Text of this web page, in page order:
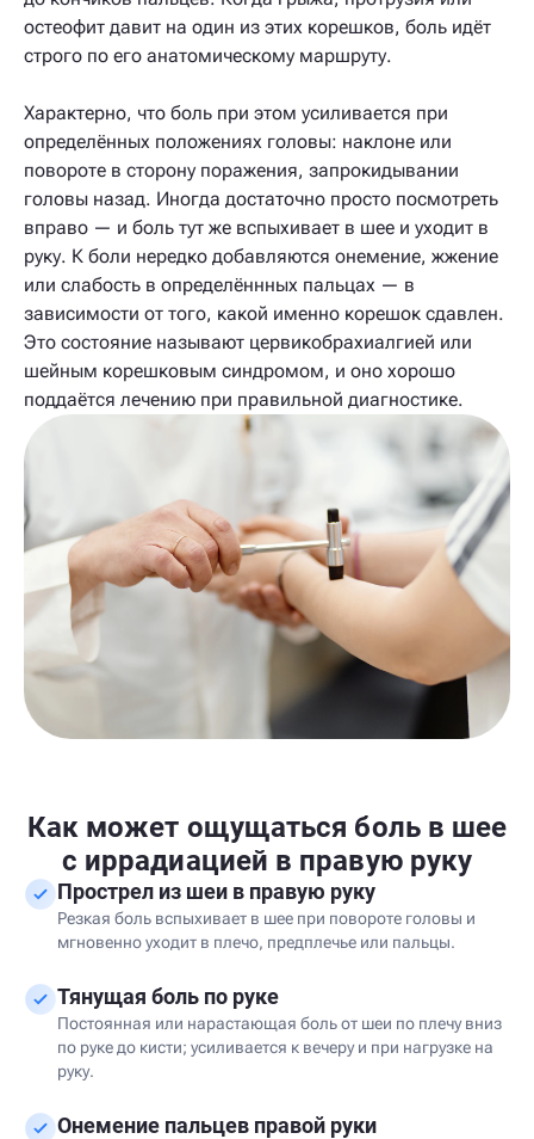
остеофит давит на один из этих корешков, боль идёт
строго по его анатомическому маршруту.
Характерно, что боль при этом усиливается при
определённых положениях головы: наклоне или
повороте в сторону поражения, запрокидывании
головы назад. Иногда достаточно просто посмотреть
вправо — и боль тут же вспыхивает в шее и уходит в
руку. К боли нередко добавляются онемение, жжение
или слабость в определённных пальцах — в
зависимости от того, какой именно корешок сдавлен.
Это состояние называют цервикобрахиалгией или
шейным корешковым синдромом, и оно хорошо
поддаётся лечению при правильной диагностике.
Как может ощущаться боль в шее
с иррадиацией в правую руку
Прострел из шеи в правую руку
Резкая боль вспыхивает в шее при повороте головы и
мгновенно уходит в плечо, предплечье или пальцы.
Тянущая боль по руке
Постоянная или нарастающая боль от шеи по плечу вниз
по руке до кисти; усиливается к вечеру и при нагрузке на
руку.
Онемение пальцев правой руки